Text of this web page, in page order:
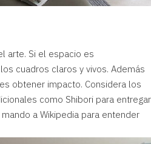
arte. Si el espacio es
cuadros claros y vivos. Además
obtener impacto. Considera los
como Shibori para entregar
a Wikipedia para entender